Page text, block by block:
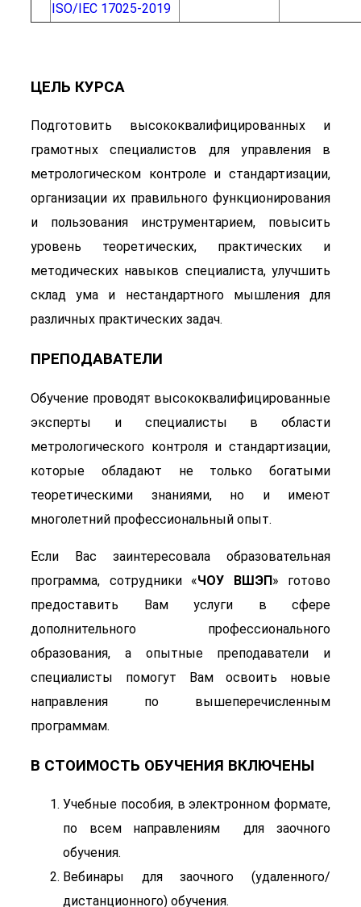
ISO/IEC 17025-2019
ЦЕЛЬ КУРСА
Подготовить высококвалифицированных и
грамотных специалистов для управления в
метрологическом контроле и стандартизации,
организации их правильного функционирования
и пользования инструментарием, повысить
уровень теоретических, практических и
методических навыков специалиста, улучшить
склад ума и нестандартного мышления для
различных практических задач.
ПРЕПОДАВАТЕЛИ
Обучение проводят высококвалифицированные
эксперты и специалисты в области
метрологического контроля и стандартизации,
которые обладают не только богатыми
теоретическими знаниями, но и имеют
многолетний профессиональный опыт.
Если Вас заинтересовала образовательная
программа, сотрудники «ЧОУ ВШЭП» готово
предоставить Вам услуги в сфере
дополнительного профессионального
образования, а опытные преподаватели и
специалисты помогут Вам освоить новые
направления по вышеперечисленным
программам.
В СТОИМОСТЬ ОБУЧЕНИЯ ВКЛЮЧЕНЫ
Учебные пособия, в электронном формате,
по всем направлениям для заочного
обучения.
Вебинары для заочного (удаленного/
дистанционного) обучения.